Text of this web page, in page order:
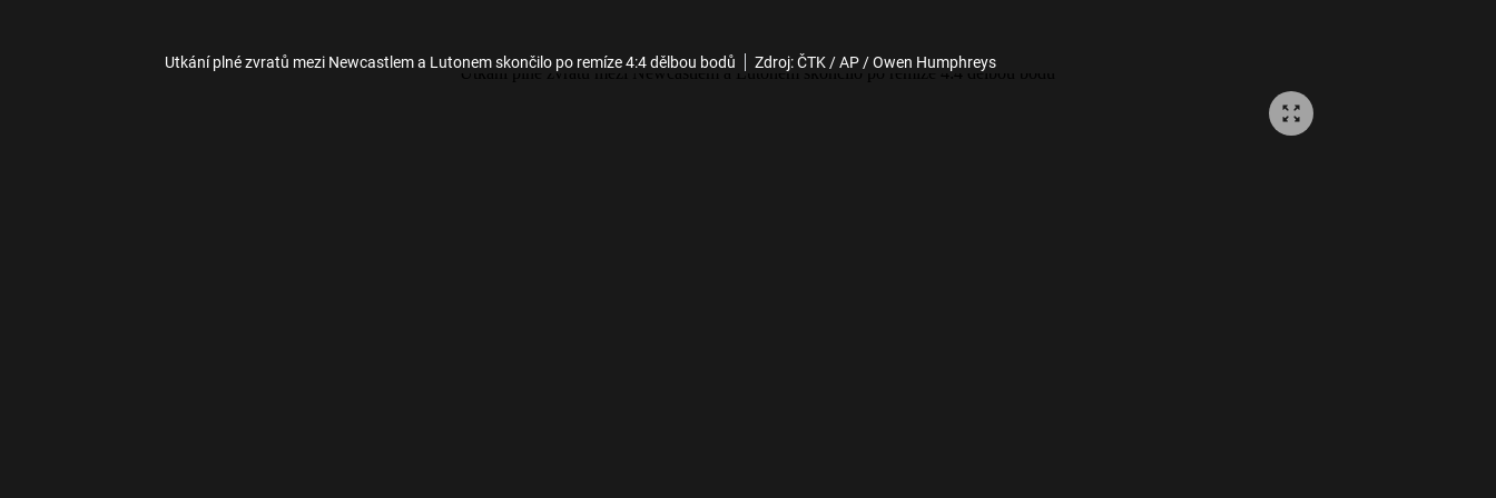
Utkání plné zvratů mezi Newcastlem a Lutonem skončilo po remíze 4:4 dělbou bodů Zdroj: ČTK / AP / Owen Humphreys